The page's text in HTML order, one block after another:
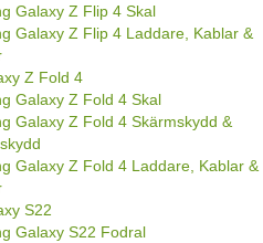
Galaxy Z Flip 4 Skal
Galaxy Z Flip 4 Laddare, Kablar &
Z Fold 4
Galaxy Z Fold 4 Skal
Galaxy Z Fold 4 Skärmskydd &
Galaxy Z Fold 4 Laddare, Kablar &
S22
Galaxy S22 Fodral